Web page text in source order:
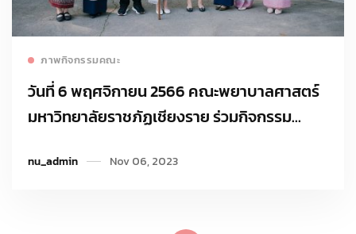
ภาพกิจกรรมคณะ
วันที่ 6 พฤศจิกายน 2566 คณะพยาบาลศาสตร์
มหาวิทยาลัยราชภัฏเชียงราย ร่วมกิจกรรม
เชียงราย ประจำปี 2567
nu_admin Nov 06, 2023